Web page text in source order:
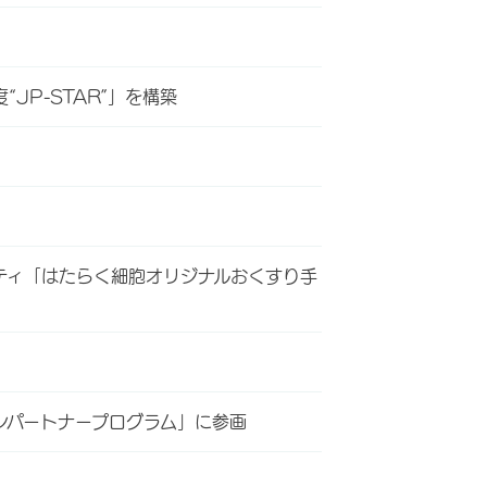
“JP-STAR”」を構築
「はたらく細胞オリジナルおくすり手
ートナープログラム」に参画